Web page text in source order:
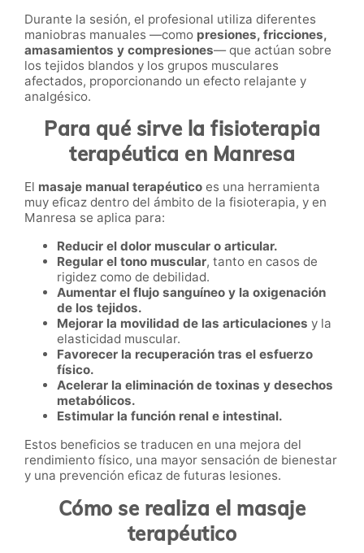
Durante la sesión, el profesional utiliza diferentes
maniobras manuales —como presiones, fricciones,
amasamientos y compresiones— que actúan sobre
los tejidos blandos y los grupos musculares
afectados, proporcionando un efecto relajante y
analgésico.
Para qué sirve la fisioterapia
terapéutica en Manresa
El masaje manual terapéutico es una herramienta
muy eficaz dentro del ámbito de la fisioterapia, y en
Manresa se aplica para:
Reducir el dolor muscular o articular.
Regular el tono muscular, tanto en casos de
rigidez como de debilidad.
Aumentar el flujo sanguíneo y la oxigenación
de los tejidos.
Mejorar la movilidad de las articulaciones y la
elasticidad muscular.
Favorecer la recuperación tras el esfuerzo
físico.
Acelerar la eliminación de toxinas y desechos
metabólicos.
Estimular la función renal e intestinal.
Estos beneficios se traducen en una mejora del
rendimiento físico, una mayor sensación de bienestar
y una prevención eficaz de futuras lesiones.
Cómo se realiza el masaje
terapéutico